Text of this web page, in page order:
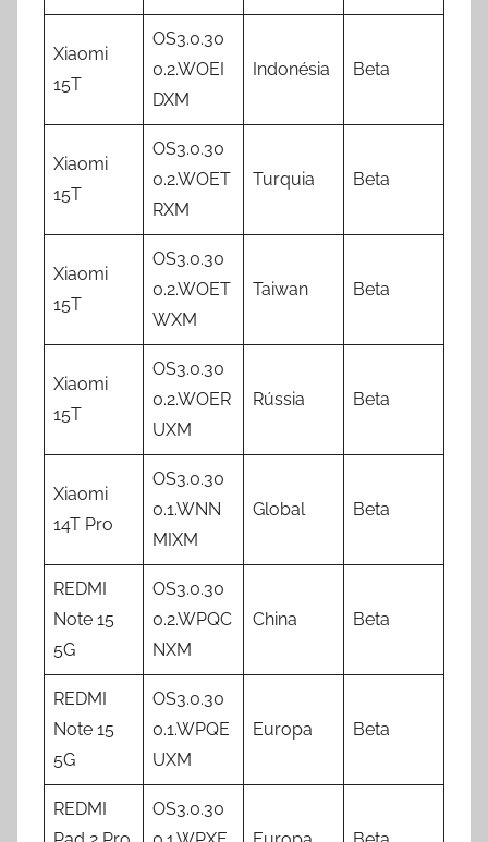
Xiaomi
15T
OS3.0.30
0.2.WOEI
DXM
Indonésia Beta
Xiaomi
15T
OS3.0.30
0.2.WOET
RXM
Turquia Beta
Xiaomi
15T
OS3.0.30
0.2.WOET
WXM
Taiwan Beta
Xiaomi
15T
OS3.0.30
0.2.WOER
UXM
Rússia Beta
Xiaomi
14T Pro
OS3.0.30
0.1.WNN
MIXM
Global Beta
REDMI
Note 15
5G
OS3.0.30
0.2.WPQC
NXM
China Beta
REDMI
Note 15
5G
OS3.0.30
0.1.WPQE
UXM
Europa Beta
REDMI
OS3.0.30